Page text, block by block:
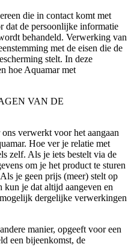
die in contact komt met
dat de persoonlijke informatie
behandeld. Verwerking van
met de eisen die de
stelt. In deze
hoe Aquamar met
VAN DE
verwerkt voor het aangaan
Hoe ver je relatie met
zelf. Als je iets bestelt via de
om je het product te sturen
je geen prijs (meer) stelt op
kun je dat altijd aangeven en
dergelijke verwerkingen
manier, opgeeft voor een
een bijeenkomst, de